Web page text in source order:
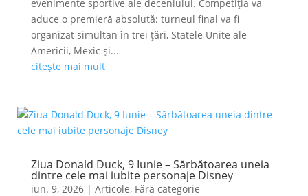
evenimente sportive ale deceniului. Competiția va
aduce o premieră absolută: turneul final va fi
organizat simultan în trei țări, Statele Unite ale
Americii, Mexic și...
citește mai mult
Ziua Donald Duck, 9 Iunie – Sărbătoarea uneia
dintre cele mai iubite personaje Disney
iun. 9, 2026| Articole, Fără categorie